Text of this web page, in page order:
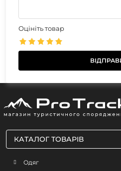
Оцініть товар
КАТАЛОГ ТОВАРІВ
Одяг